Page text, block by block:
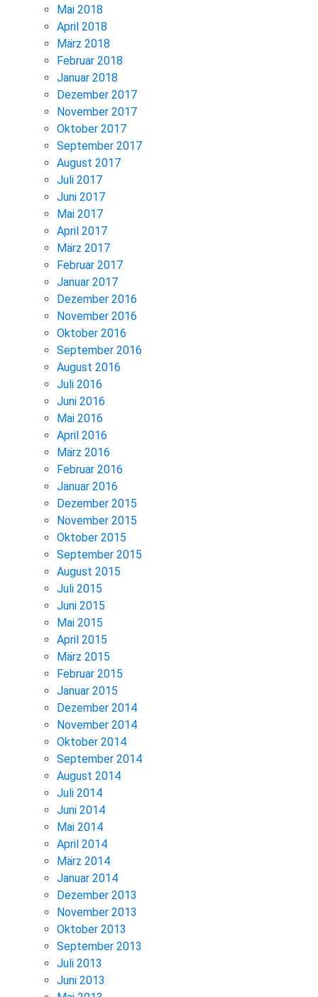
Mai 2018
April 2018
März 2018
Februar 2018
Januar 2018
Dezember 2017
November 2017
Oktober 2017
September 2017
August 2017
Juli 2017
Juni 2017
Mai 2017
April 2017
März 2017
Februar 2017
Januar 2017
Dezember 2016
November 2016
Oktober 2016
September 2016
August 2016
Juli 2016
Juni 2016
Mai 2016
April 2016
März 2016
Februar 2016
Januar 2016
Dezember 2015
November 2015
Oktober 2015
September 2015
August 2015
Juli 2015
Juni 2015
Mai 2015
April 2015
März 2015
Februar 2015
Januar 2015
Dezember 2014
November 2014
Oktober 2014
September 2014
August 2014
Juli 2014
Juni 2014
Mai 2014
April 2014
März 2014
Januar 2014
Dezember 2013
November 2013
Oktober 2013
September 2013
Juli 2013
Juni 2013